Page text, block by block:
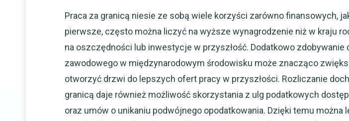
Praca za granicą niesie ze sobą wiele korzyści zarówno finansowych,
pierwsze, często można liczyć na wyższe wynagrodzenie niż w kraju
na oszczędności lub inwestycje w przyszłość. Dodatkowo zdobywanie
zawodowego w międzynarodowym środowisku może znacząco
otworzyć drzwi do lepszych ofert pracy w przyszłości. Rozliczanie
granicą daje również możliwość skorzystania z ulg podatkowych
oraz umów o unikaniu podwójnego opodatkowania. Dzięki temu można